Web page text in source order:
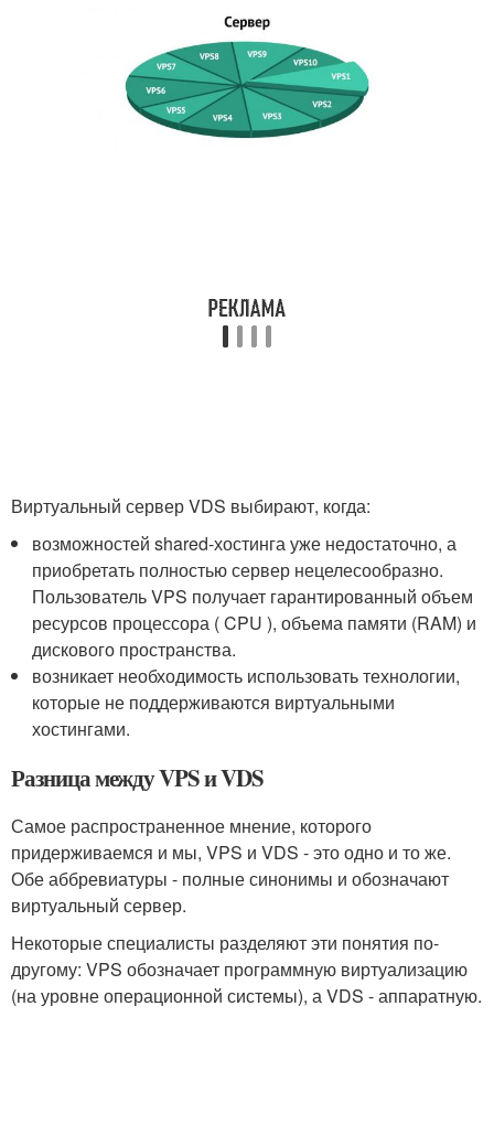
Виртуальный сервер VDS выбирают, когда:
возможностей shared-хостинга уже недостаточно, а
приобретать полностью сервер нецелесообразно.
Пользователь VPS получает гарантированный объем
ресурсов процессора ( CPU ), объема памяти (RAM) и
дискового пространства.
возникает необходимость использовать технологии,
которые не поддерживаются виртуальными
хостингами.
Разница между VPS и VDS
Самое распространенное мнение, которого
придерживаемся и мы, VPS и VDS - это одно и то же.
Обе аббревиатуры - полные синонимы и обозначают
виртуальный сервер.
Некоторые специалисты разделяют эти понятия по-
другому: VPS обозначает программную виртуализацию
(на уровне операционной системы), а VDS - аппаратную.